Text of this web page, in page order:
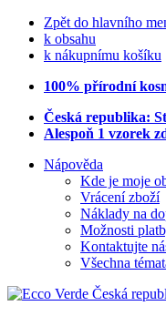
Zpět do hlavního
k obsahu
k nákupnímu košíku
100% přírodní
Česká republika:
Alespoň 1 vzorek
Nápověda
Kde je moje
Vrácení zboží
Náklady na
Možnosti
Kontaktujte
Všechna